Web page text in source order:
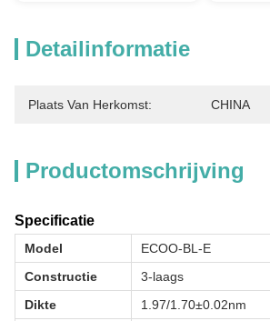
Detailinformatie
Plaats Van Herkomst: CHINA
Productomschrijving
Specificatie
Model
ECOO-BL-E
Constructie
3-laags
Dikte
1.97/1.70±0.02nm